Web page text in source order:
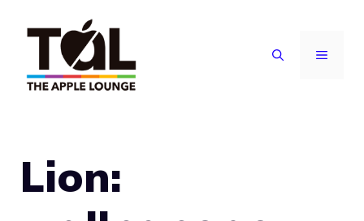
contenuto
MENU
Lion: